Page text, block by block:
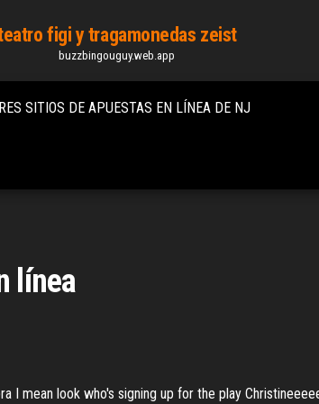
figi y tragamonedas zeist
buzzbingouguy.web.app
SITIOS DE APUESTAS EN LÍNEA DE NJ
línea
I mean look who's signing up for the play